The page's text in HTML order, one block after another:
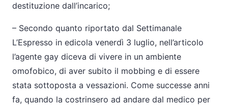
destituzione dall’incarico;
– Secondo quanto riportato dal Settimanale
L’Espresso in edicola venerdì 3 luglio, nell’articolo
l’agente gay diceva di vivere in un ambiente
omofobico, di aver subito il mobbing e di essere
stata sottoposta a vessazioni. Come successe anni
fa, quando la costrinsero ad andare dal medico per